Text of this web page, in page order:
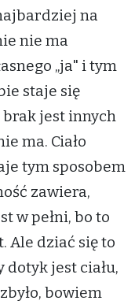
na
nie ma
„ja" i tym
staje się
brak jest innych
ma. Ciało
tym sposobem
zawiera,
w pełni, bo to
Ale dziać się to
dotyk jest ciału,
bowiem